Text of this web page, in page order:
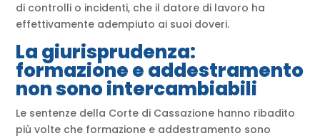
di controlli o incidenti, che il datore di lavoro ha
effettivamente adempiuto ai suoi doveri.
La giurisprudenza:
formazione e addestramento
non sono intercambiabili
Le sentenze della Corte di Cassazione hanno ribadito
più volte che formazione e addestramento sono